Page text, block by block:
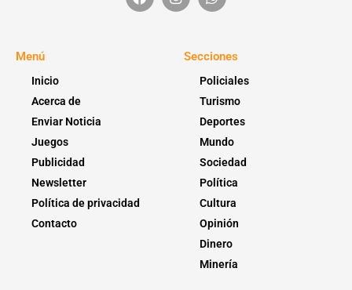
Menú
Inicio
Acerca de
Enviar Noticia
Juegos
Publicidad
Newsletter
Política de privacidad
Contacto
Secciones
Policiales
Turismo
Deportes
Mundo
Sociedad
Política
Cultura
Opinión
Dinero
Minería